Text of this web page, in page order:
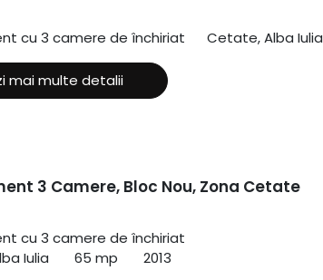
cu 3 camere de închiriat Cetate, Alba Iulia
mai multe detalii
3 Camere, Bloc Nou, Zona Cetate
cu 3 camere de închiriat
Iulia
65 mp 2013